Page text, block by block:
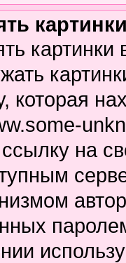
которая
на